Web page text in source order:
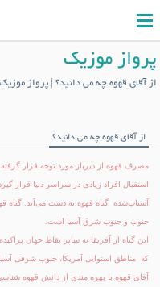
پرواز موزیک
از آقای قهوه چه می دانید؟ | پرواز موزیک
از آقای قهوه چه می دانید؟
مصرف قهوه از دیرباز مورد توجه قرار
استقبال افراد زیادی در سراسر دنیا قرار گیرد
آسیاب‌شده گیاه قهوه به دست می‌آید. گیاه
جنوب و جنوب شرق آسیا است.
که مناطق استوایی آمریکا، جنوب شرقی
آقای قهوه با بهره مندی از دانش قهوه